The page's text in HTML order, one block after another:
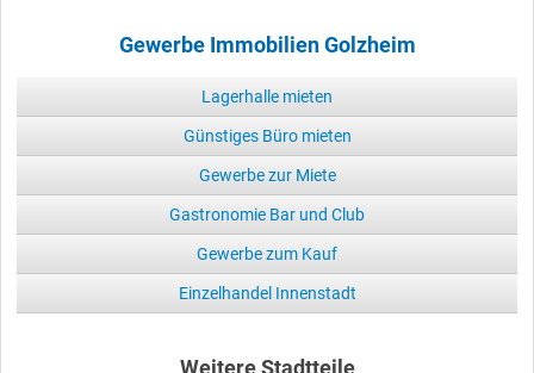
Gewerbe Immobilien Golzheim
Lagerhalle mieten
Günstiges Büro mieten
Gewerbe zur Miete
Gastronomie Bar und Club
Gewerbe zum Kauf
Einzelhandel Innenstadt
Weitere Stadtteile